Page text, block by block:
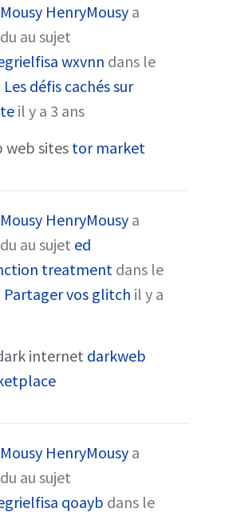
HenryMousy a
au sujet
wxvnn dans le
Les défis cachés sur
il y a 3 ans
web sites tor market
HenryMousy a
au sujet ed
treatment dans le
Partager vos glitch il y a
internet darkweb
HenryMousy a
au sujet
qoayb dans le